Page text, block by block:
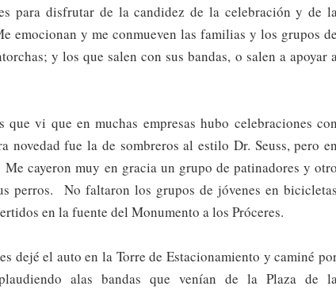
para disfrutar de la candidez de la celebración y de
emocionan y me conmueven las familias y los grupos de
y los que salen con sus bandas, o salen a apoyar
que vi que en muchas empresas hubo celebraciones con
novedad fue la de sombreros al estilo Dr. Seuss, pero en
cayeron muy en gracia un grupo de patinadores y otro
perros. No faltaron los grupos de jóvenes en bicicletas
en la fuente del Monumento a los Próceres.
dejé el auto en la Torre de Estacionamiento y caminé
alas bandas que venían de la Plaza de